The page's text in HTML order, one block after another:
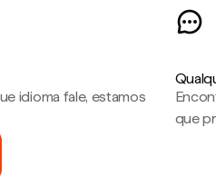
idioma fale, estamos
que